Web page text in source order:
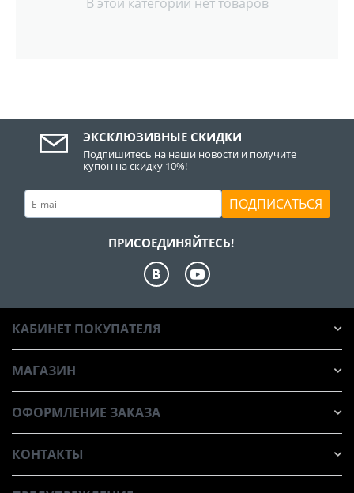
ЭКСКЛЮЗИВНЫЕ СКИДКИ
Подпишитесь на наши новости и получите
купон на скидку 10%!
ПОДПИСАТЬСЯ
ПРИСОЕДИНЯЙТЕСЬ!
КАБИНЕТ ПОКУПАТЕЛЯ
МАГАЗИН
ОФОРМЛЕНИЕ ЗАКАЗА
КОНТАКТЫ